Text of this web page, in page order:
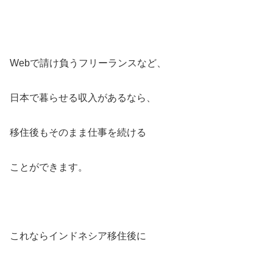
Webで請け負うフリーランスなど、
日本で暮らせる収入があるなら、
移住後もそのまま仕事を続ける
ことができます。
これならインドネシア移住後に